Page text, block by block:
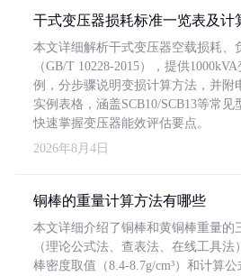
干式变压器损耗标准一览表及计
本文详细解析干式变压器空载损耗、
（GB/T 10228-2015），提供
例，分步骤说明变损计算方法，并附
实例表格，涵盖SCB10/SCB13等常
快速掌握变压器能效评估要点。
2026年8月4日
铜棒的重量计算方法有哪些
本文详细介绍了铜棒和黄铜棒重量的
（理论公式法、查表法、在线工具法
棒密度取值（8.4-8.7g/cm³）和计算